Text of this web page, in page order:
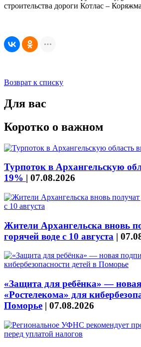
строительства дороги Котлас –
Возврат к списку
Для вас
Коротко о важном
Турпоток в Архангельскую
19% | 07.08.2026
Жители Архангельска вновь
горячей воде с 10 августа |
«Защита для ребёнка» —
«Ростелекома» для
Поморье | 07.08.2026